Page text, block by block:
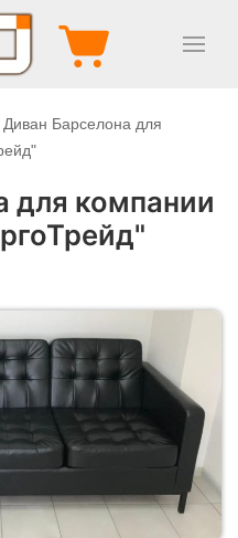
Диван Барселона для
для компании